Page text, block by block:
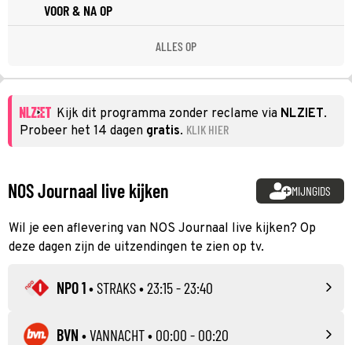
VOOR & NA OP
ALLES OP
Kijk dit programma zonder reclame via NLZIET.
Probeer het 14 dagen gratis. KLIK HIER
NOS Journaal live kijken MIJNGIDS
Wil je een aflevering van NOS Journaal live kijken? Op
deze dagen zijn de uitzendingen te zien op tv.
NPO 1•STRAKS• 23:15 - 23:40
BVN •VANNACHT• 00:00 - 00:20